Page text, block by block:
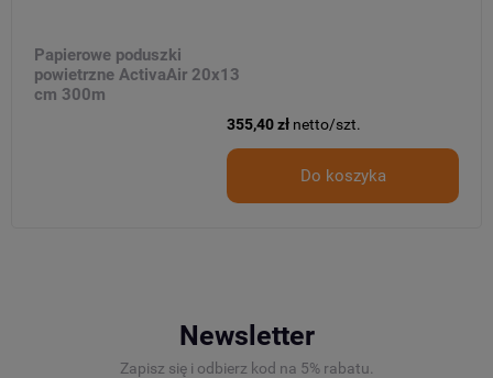
Papierowe poduszki
powietrzne ActivaAir 20x13
cm 300m
355,40 zł netto/szt.
Do koszyka
Newsletter
Zapisz się i odbierz kod na 5% rabatu.